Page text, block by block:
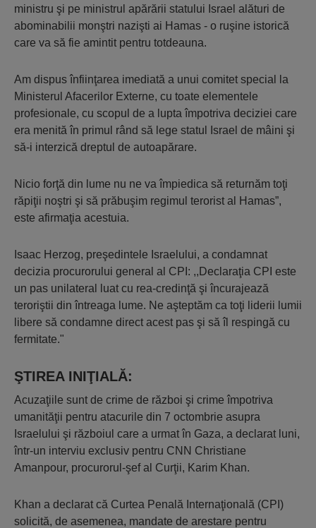
ministru şi pe ministrul apărării statului Israel alături de
abominabilii monştri nazişti ai Hamas - o ruşine istorică
care va să fie amintit pentru totdeauna.
Am dispus înfiinţarea imediată a unui comitet special la
Ministerul Afacerilor Externe, cu toate elementele
profesionale, cu scopul de a lupta împotriva deciziei care
era menită în primul rând să lege statul Israel de mâini şi
să-i interzică dreptul de autoapărare.
Nicio forţă din lume nu ne va împiedica să returnăm toţi
răpiţii noştri şi să prăbuşim regimul terorist al Hamas”,
este afirmaţia acestuia.
Isaac Herzog, preşedintele Israelului, a condamnat
decizia procurorului general al CPI: ,,Declaraţia CPI este
un pas unilateral luat cu rea-credinţă şi încurajează
teroriştii din întreaga lume. Ne aşteptăm ca toţi liderii lumii
libere să condamne direct acest pas şi să îl respingă cu
fermitate."
ŞTIREA INIŢIALĂ:
Acuzaţiile sunt de crime de război şi crime împotriva
umanităţii pentru atacurile din 7 octombrie asupra
Israelului şi războiul care a urmat în Gaza, a declarat luni,
într-un interviu exclusiv pentru CNN Christiane
Amanpour, procurorul-şef al Curţii, Karim Khan.
Khan a declarat că Curtea Penală Internaţională (CPI)
solicită, de asemenea, mandate de arestare pentru